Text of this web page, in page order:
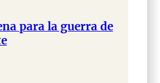
para la guerra de